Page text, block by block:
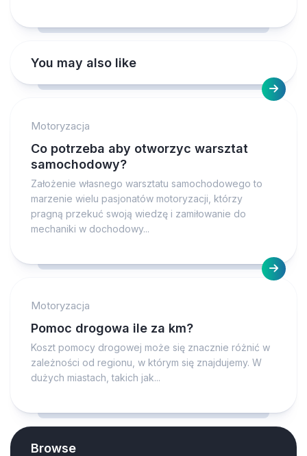
You may also like
Motoryzacja
Co potrzeba aby otworzyc warsztat
samochodowy?
Założenie własnego warsztatu samochodowego to
marzenie wielu pasjonatów motoryzacji, którzy
pragną przekuć swoją wiedzę i zamiłowanie do
mechaniki w dochodowy...
Motoryzacja
Pomoc drogowa ile za km?
Koszt pomocy drogowej może się znacznie różnić w
zależności od regionu, w którym się znajdujemy. W
dużych miastach, takich jak...
Browse